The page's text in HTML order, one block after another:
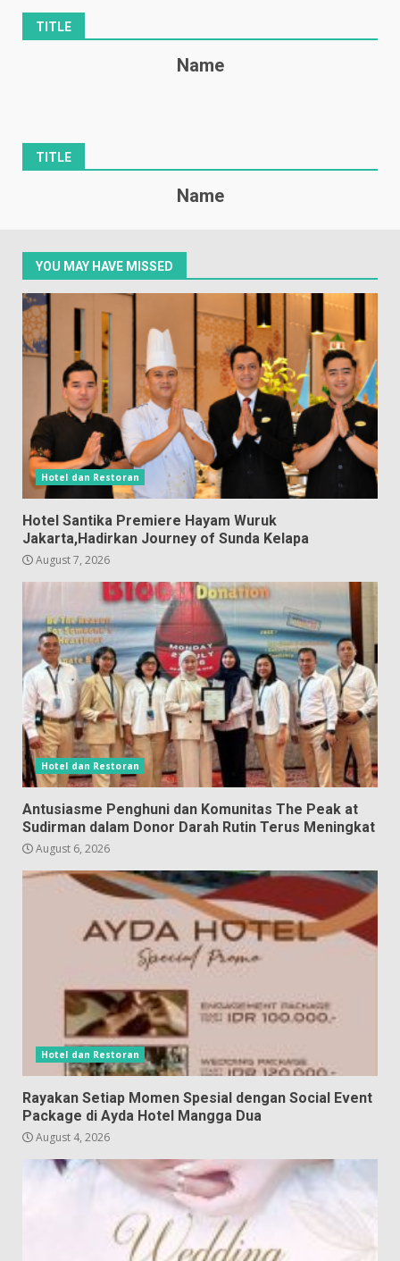
TITLE
Name
TITLE
Name
YOU MAY HAVE MISSED
Hotel dan Restoran
Hotel Santika Premiere Hayam Wuruk
Jakarta,Hadirkan Journey of Sunda Kelapa
August 7, 2026
Hotel dan Restoran
Antusiasme Penghuni dan Komunitas The Peak at
Sudirman dalam Donor Darah Rutin Terus Meningkat
August 6, 2026
Hotel dan Restoran
Rayakan Setiap Momen Spesial dengan Social Event
Package di Ayda Hotel Mangga Dua
August 4, 2026